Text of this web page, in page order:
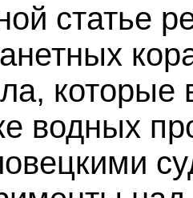
статье
которые
водных